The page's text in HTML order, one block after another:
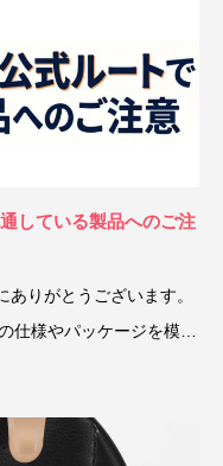
している製品へのご注
りがとうございます。
仕様やパッケージを模倣